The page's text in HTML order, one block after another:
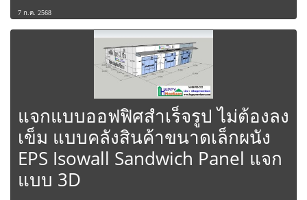
7 ก.ค. 2568
แจกแบบออฟฟิศสำเร็จรูป ไม่ต้องลง
เข็ม แบบคลังสินค้าขนาดเล็กผนัง
EPS Isowall Sandwich Panel แจก
แบบ 3D